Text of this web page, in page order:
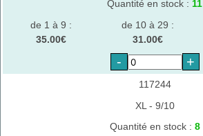
Quantité en stock : 11
de 1 à 9 :
35.00€
de 10 à 29 :
31.00€
- +
117244
XL - 9/10
Quantité en stock : 8